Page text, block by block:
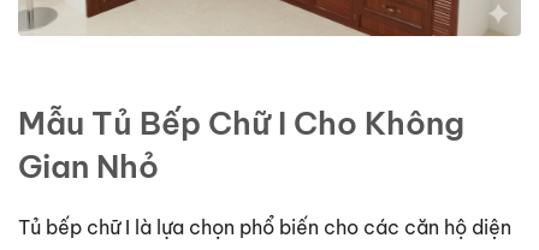
Mẫu Tủ Bếp Chữ I Cho Không
Gian Nhỏ
Tủ bếp chữ I là lựa chọn phổ biến cho các căn hộ diện